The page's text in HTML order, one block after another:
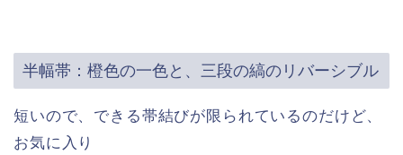
半幅帯：橙色の一色と、三段の縞のリバーシブル
短いので、できる帯結びが限られているのだけど、
お気に入り